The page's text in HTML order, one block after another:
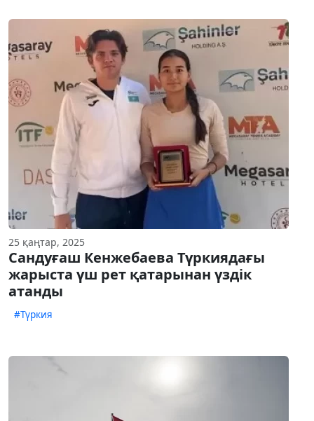
25 қаңтар, 2025
Сандуғаш Кенжебаева Түркиядағы
жарыста үш рет қатарынан үздік
атанды
#Түркия